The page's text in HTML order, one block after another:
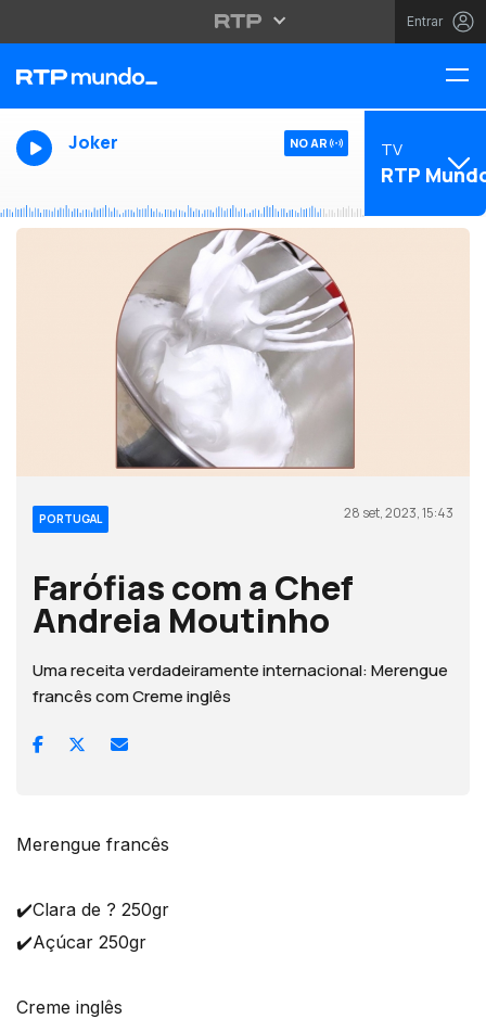
Entrar
Joker NO AR TV
RTP
PORTUGAL 28 set, 2023, 15:43
Farófias com a Chef
Andreia Moutinho
Uma receita verdadeiramente internacional: Merengue
francês com Creme inglês
Merengue francês
✔️Clara de ? 250gr
✔️Açúcar 250gr
Creme inglês